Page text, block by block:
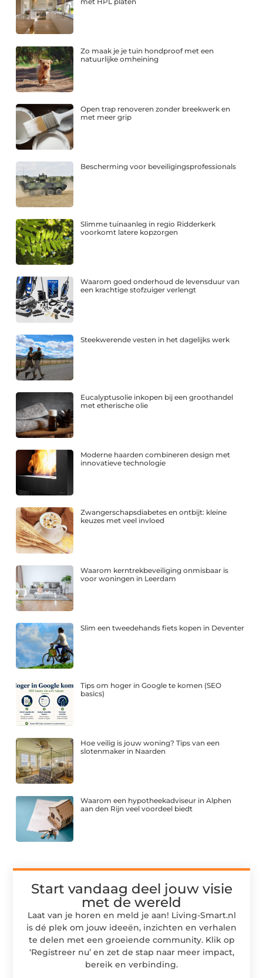
Zo maak je je tuin hondproof met een
natuurlijke omheining
Open trap renoveren zonder breekwerk en
met meer grip
Bescherming voor beveiligingsprofessionals
Slimme tuinaanleg in regio Ridderkerk
voorkomt latere kopzorgen
Waarom goed onderhoud de levensduur van
een krachtige stofzuiger verlengt
Steekwerende vesten in het dagelijks werk
Eucalyptusolie inkopen bij een groothandel
met etherische olie
Moderne haarden combineren design met
innovatieve technologie
Zwangerschapsdiabetes en ontbijt: kleine
keuzes met veel invloed
Waarom kerntrekbeveiliging onmisbaar is
voor woningen in Leerdam
Slim een tweedehands fiets kopen in Deventer
Tips om hoger in Google te komen (SEO
basics)
Hoe veilig is jouw woning? Tips van een
slotenmaker in Naarden
Waarom een hypotheekadviseur in Alphen
aan den Rijn veel voordeel biedt
Start vandaag deel jouw visie
met de wereld
Laat van je horen en meld je aan! Living-Smart.nl
is dé plek om jouw ideeën, inzichten en verhalen
te delen met een groeiende community. Klik op
‘Registreer nu’ en zet de stap naar meer impact,
bereik en verbinding.